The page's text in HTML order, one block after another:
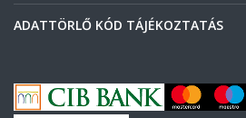
ADATTÖRLŐ KÓD TÁJÉKOZTATÁS